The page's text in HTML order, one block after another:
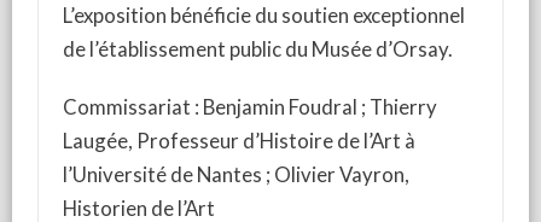
L’exposition bénéficie du soutien exceptionnel
de l’établissement public du Musée d’Orsay.
Commissariat : Benjamin Foudral ; Thierry
Laugée, Professeur d’Histoire de l’Art à
l’Université de Nantes ; Olivier Vayron,
Historien de l’Art